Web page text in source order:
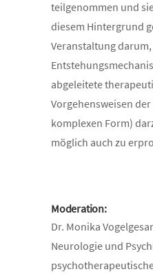
teilgenommen und
diesem Hintergrund
Veranstaltung
abgeleitete
Vorgehensweisen
komplexen Form)
möglich auch zu
Moderation:
Dr. Monika
Neurologie und